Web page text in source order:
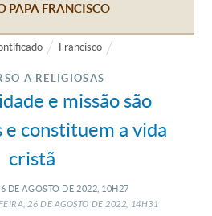
PAPA FRANCISCO
Francisco
A RELIGIOSAS
e missão são
e constituem a vida
cristã
DE AGOSTO DE 2022, 10H27
26 DE AGOSTO DE2022, 14H31